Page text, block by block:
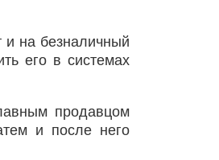
и на безналичный
его в системах
продавцом
и после него